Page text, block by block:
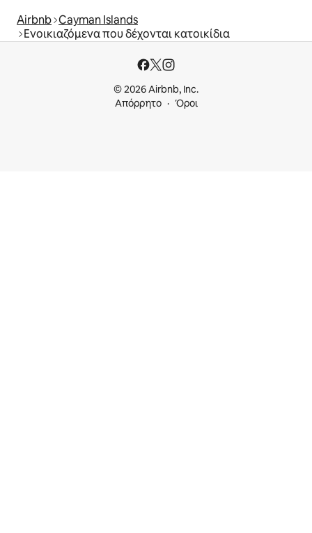
Airbnb Cayman Islands
Ενοικιαζόμενα που δέχονται κατοικίδια
© 2026 Airbnb, Inc.
Απόρρητο
Όροι